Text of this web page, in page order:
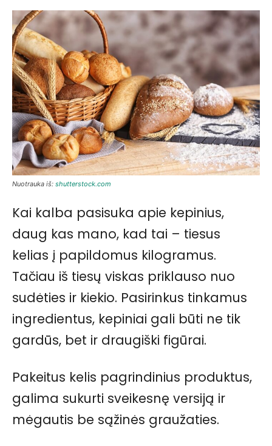
Nuotrauka iš: shutterstock.com
Kai kalba pasisuka apie kepinius,
daug kas mano, kad tai – tiesus
kelias į papildomus kilogramus.
Tačiau iš tiesų viskas priklauso nuo
sudėties ir kiekio. Pasirinkus tinkamus
ingredientus, kepiniai gali būti ne tik
gardūs, bet ir draugiški figūrai.
Pakeitus kelis pagrindinius produktus,
galima sukurti sveikesnę versiją ir
mėgautis be sąžinės graužaties.